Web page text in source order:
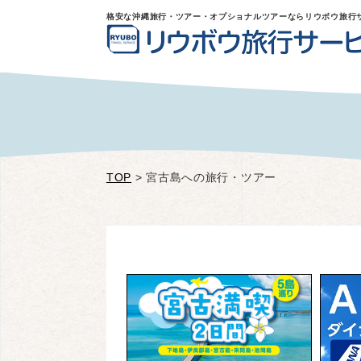
格安な沖縄旅行・ツアー・オプショナルツアーならリウボウ旅行
TOP >宮古島への旅行・ツアー